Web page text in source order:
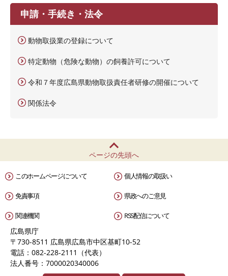
申請・手続き・法令
動物取扱業の登録について
特定動物（危険な動物）の飼養許可について
令和７年度広島県動物取扱責任者研修の開催について
関係法令
ページの先頭へ
このホームページについて 個人情報の取扱い
免責事項 県政へのご意見
関連機関 RSS配信について
広島県庁
〒730-8511 広島県広島市中区基町10-52
電話：082-228-2111（代表）
法人番号：7000020340006